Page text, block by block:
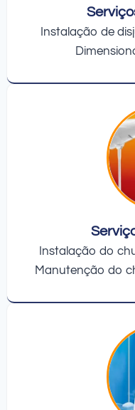
Instalação de
Instalação do
Manutenção do